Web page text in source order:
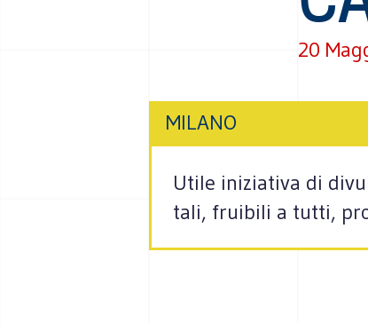
20
MILANO
Utile iniziativa di
tali, fruibili a tutti,